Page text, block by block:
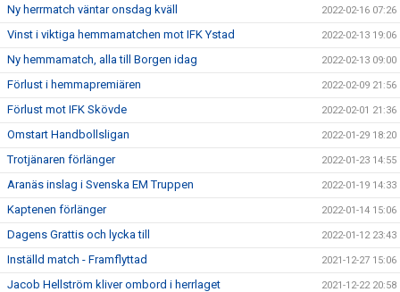
Ny herrmatch väntar onsdag kväll 2022-02-16 07:26
Vinst i viktiga hemmamatchen mot IFK Ystad 2022-02-13 19:06
Ny hemmamatch, alla till Borgen idag 2022-02-13 09:00
Förlust i hemmapremiären 2022-02-09 21:56
Förlust mot IFK Skövde 2022-02-01 21:36
Omstart Handbollsligan 2022-01-29 18:20
Trotjänaren förlänger 2022-01-23 14:55
Aranäs inslag i Svenska EM Truppen 2022-01-19 14:33
Kaptenen förlänger 2022-01-14 15:06
Dagens Grattis och lycka till 2022-01-12 23:43
Inställd match - Framflyttad 2021-12-27 15:06
Jacob Hellström kliver ombord i herrlaget 2021-12-22 20:58